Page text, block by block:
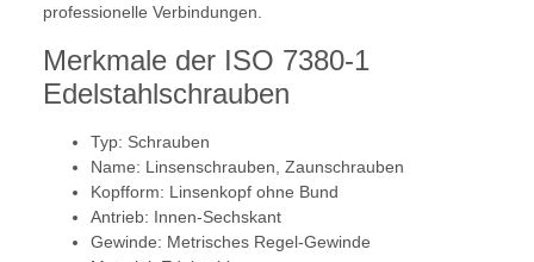
professionelle Verbindungen.
Merkmale der ISO 7380-1
Edelstahlschrauben
Typ: Schrauben
Name: Linsenschrauben, Zaunschrauben
Kopfform: Linsenkopf ohne Bund
Antrieb: Innen-Sechskant
Gewinde: Metrisches Regel-Gewinde